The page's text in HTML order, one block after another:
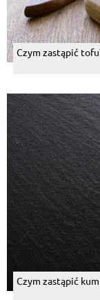
Czym zastąpić
Czym zastąpić